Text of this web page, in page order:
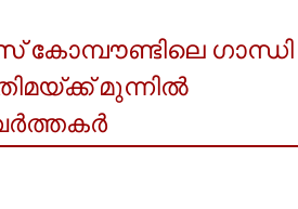
ഗാന്ധി
മുന്നിൽ